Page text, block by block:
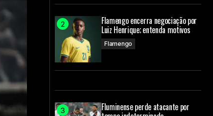
Flamengo encerra negociação por
Luiz Henrique; entenda motivos
Flamengo
Fluminense perde atacante por